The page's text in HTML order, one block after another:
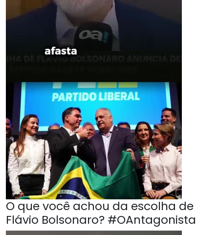
O que você achou da escolha de
Flávio Bolsonaro? #OAntagonista